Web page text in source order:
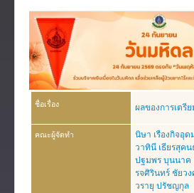
วิ
เก
ชั่น
หน้าแรก
ข่าว
เกี่ยวกับเรา
โครงสร้างองค์กร
ตำราวิชาการ
ชื่อเรื่อง ผลของการเตรี
คณะผู้จัดทำ
นิษา เรืองกิจอุด
วาทินี เธียรสุคน
ปฐมพร บุนนาค
รจศิรินทร์ ชัยวง
วรายุ ปรัชญกุล